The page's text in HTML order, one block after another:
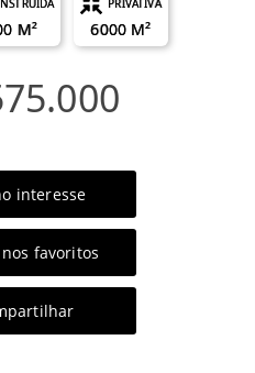
M²
PRIVATIVA
6000 M²
interesse
favoritos